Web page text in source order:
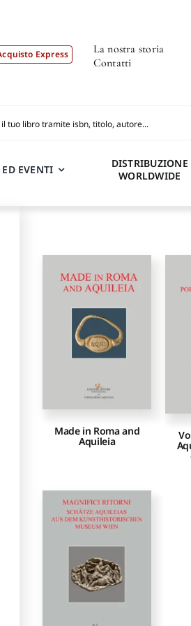
Express
La nostra storia
Contatti
EVENTI
DISTRIBUZIONE
WORLDWIDE
Made in Roma and
Aquileia